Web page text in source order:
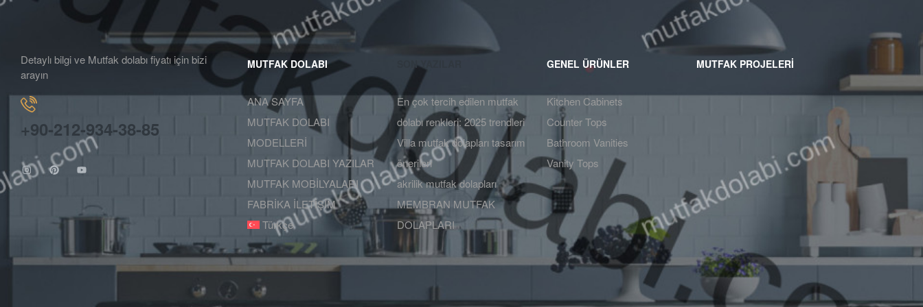
Detaylı bilgi ve Mutfak dolabı fiyatı için bizi
arayın
+90-212-934-38-85
MUTFAK DOLABI
ANA SAYFA
MUTFAK DOLABI
MODELLERİ
MUTFAK DOLABI YAZILAR
MUTFAK MOBİLYALARI
FABRİKA İLETİŞİM
Türkçe
SON YAZILAR
En çok tercih edilen mutfak
dolabı renkleri: 2025 trendleri
Villa mutfak dolapları tasarım
önerileri
akrilik mutfak dolapları
MEMBRAN MUTFAK
DOLAPLARI
GENEL ÜRÜNLER
Kitchen Cabinets
Counter Tops
Bathroom Vanities
Vanity Tops
MUTFAK PROJELERİ